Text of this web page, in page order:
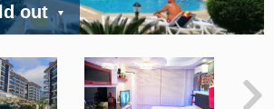
out